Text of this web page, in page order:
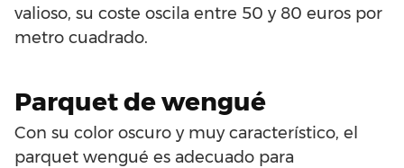
valioso, su coste oscila entre 50 y 80 euros por
metro cuadrado.
Parquet de wengué
Con su color oscuro y muy característico, el
parquet wengué es adecuado para